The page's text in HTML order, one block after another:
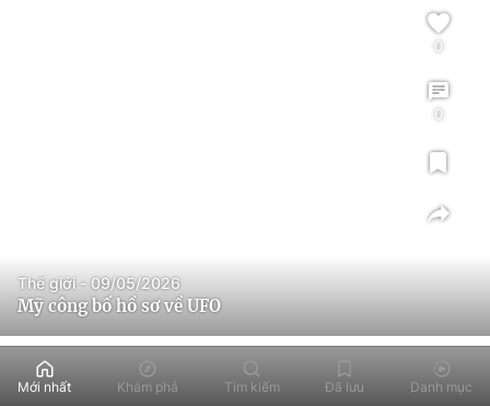
Mỹ công bố hồ sơ về UFO
Thế giới - 09/05/2026
0
0
Mới nhất Khám phá Tìm kiếm Đã lưu Danh mục